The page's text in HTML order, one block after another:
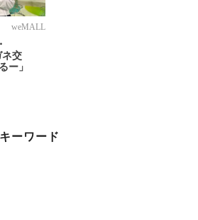
weMALL
ネ交
ー」
ーワード